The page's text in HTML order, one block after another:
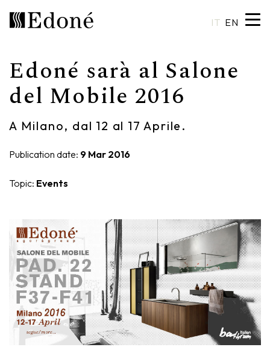
IT EN
Edoné sarà al Salone
del Mobile 2016
A Milano, dal 12 al 17 Aprile.
Publication date: 9 Mar 2016
Topic: Events
Rea
Eos
Nike
Giunone
Atena
Accessories
Shelves
Furnishing accessories